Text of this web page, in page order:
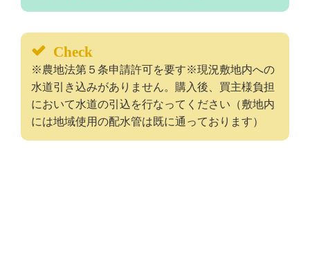
Check
※農地法第５条申請許可を要す※現況敷地内への
水道引き込みがありません。購入後、買主様負担
において水道の引込を行なってください（敷地内
には地域使用の配水管は既に通っております）